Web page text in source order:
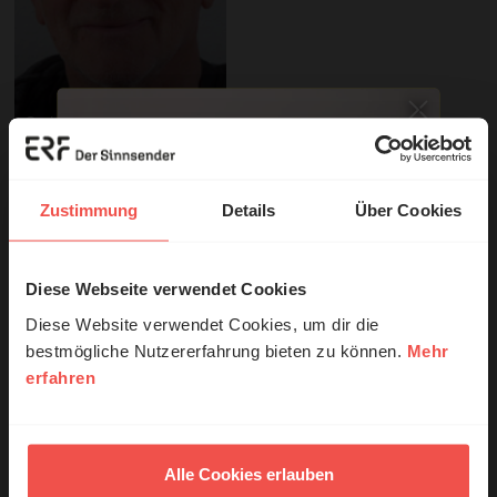
Zustimmung Details Über Cookies
Diese Webseite verwendet Cookies
Diese Website verwendet Cookies, um dir die
bestmögliche Nutzererfahrung bieten zu können. Mehr
erfahren
Alle Cookies erlauben
© privat
Produkte zur Sendung
© Ruth Schneider / ERF